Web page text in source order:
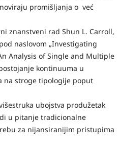
promišljanja o već
znanstveni rad Shun L. Carroll,
naslovom „Investigating
Analysis of Single and Multiple
kontinuuma u
na stroge tipologije poput
ubojstva produžetak
u pitanje tradicionalne
za nijansiranijim pristupima